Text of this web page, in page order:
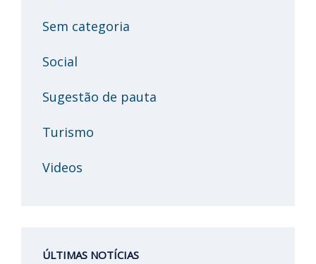
Sem categoria
Social
Sugestão de pauta
Turismo
Videos
ÚLTIMAS NOTÍCIAS